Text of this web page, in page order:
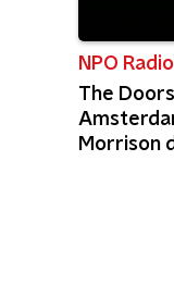
NPO
The
Morrison